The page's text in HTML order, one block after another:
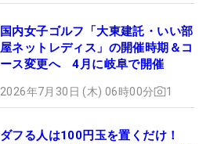
国内女子ゴルフ「大東建託・いい部
屋ネットレディス」の開催時期＆コ
ース変更へ 4月に岐阜で開催
2026年7月30日 (木) 06時00分 1
ダフる人は100円玉を置くだけ！